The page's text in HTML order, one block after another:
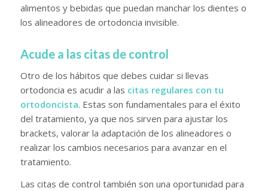
alimentos y bebidas que puedan manchar los dientes o
los alineadores de ortodoncia invisible.
Acude a las citas de control
Otro de los hábitos que debes cuidar si llevas
ortodoncia es acudir a las citas regulares con tu
ortodoncista. Estas son fundamentales para el éxito
del tratamiento, ya que nos sirven para ajustar los
brackets, valorar la adaptación de los alineadores o
realizar los cambios necesarios para avanzar en el
tratamiento.
Las citas de control también son una oportunidad para